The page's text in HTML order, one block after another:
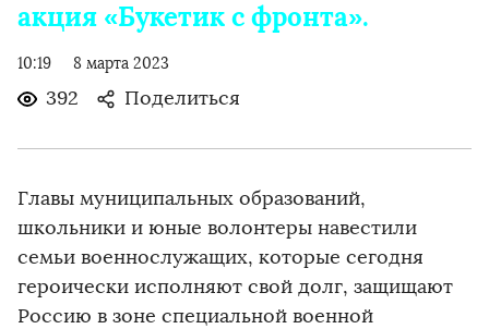
акция «Букетик с фронта».
10:19 8 марта 2023
392 Поделиться
Главы муниципальных образований,
школьники и юные волонтеры навестили
семьи военнослужащих, которые сегодня
героически исполняют свой долг, защищают
Россию в зоне специальной военной